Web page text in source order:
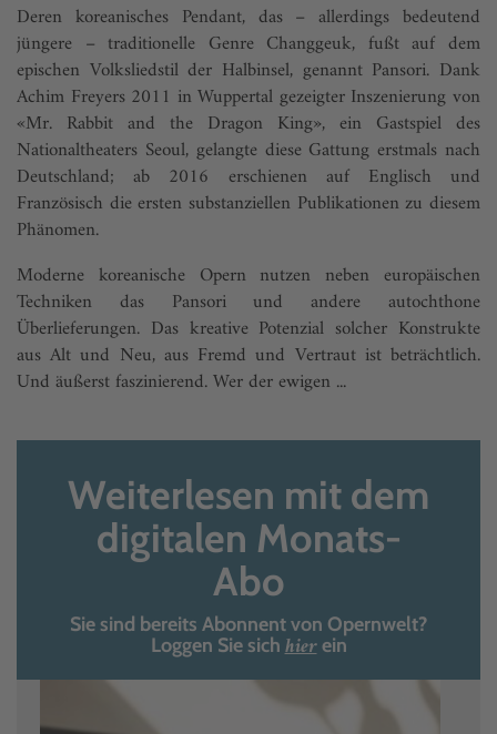
Deren koreanisches Pendant, das – allerdings bedeutend
jüngere – traditionelle Genre Changgeuk, fußt auf dem
epischen Volksliedstil der Halbinsel, genannt Pansori. Dank
Achim Freyers 2011 in Wuppertal gezeigter Inszenierung von
«Mr. Rabbit and the Dragon King», ein Gastspiel des
Nationaltheaters Seoul, gelangte diese Gattung erstmals nach
Deutschland; ab 2016 erschienen auf Englisch und
Französisch die ersten substanziellen Publikationen zu diesem
Phänomen.
Moderne koreanische Opern nutzen neben europäischen
Techniken das Pansori und andere autochthone
Überlieferungen. Das kreative Potenzial solcher Konstrukte
aus Alt und Neu, aus Fremd und Vertraut ist beträchtlich.
Und äußerst faszinierend. Wer der ewigen ...
Weiterlesen mit dem
digitalen Monats-
Abo
Sie sind bereits Abonnent von Opernwelt?
Loggen Sie sich hierein